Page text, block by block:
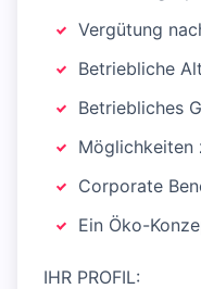
Vergütung
Betriebliche
Betriebliches
Möglichkeiten
Corporate
Ein Öko-
IHR PROFIL: